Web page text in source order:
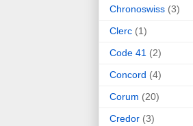
Chronoswiss (3)
Clerc (1)
Code 41 (2)
Concord (4)
Corum (20)
Credor (3)